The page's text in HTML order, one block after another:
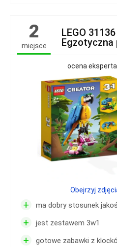
2
miejsce
LEGO
Egzotyczna
ocena eksperta
+ ma dobry stosunek
+ jest zestawem 3w1
+
gotowe zabawki z
Obejrzyj